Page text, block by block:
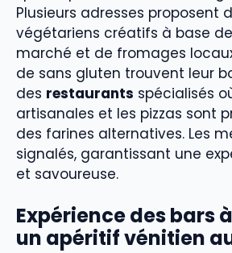
Plusieurs adresses proposent
végétariens créatifs à base
marché et de fromages
de sans gluten trouvent leur
des restaurants spécialisés
artisanales et les pizzas sont
des farines alternatives. Les
signalés, garantissant une
et savoureuse.
Expérience des bars
un apéritif vénitien